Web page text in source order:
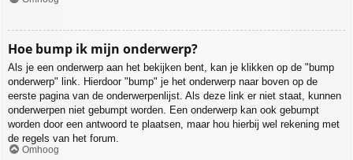
Hoe bump ik mijn onderwerp?
Als je een onderwerp aan het bekijken bent, kan je klikken op de "bump
onderwerp" link. Hierdoor "bump" je het onderwerp naar boven op de
eerste pagina van de onderwerpenlijst. Als deze link er niet staat, kunnen
onderwerpen niet gebumpt worden. Een onderwerp kan ook gebumpt
worden door een antwoord te plaatsen, maar hou hierbij wel rekening met
de regels van het forum.
Omhoog